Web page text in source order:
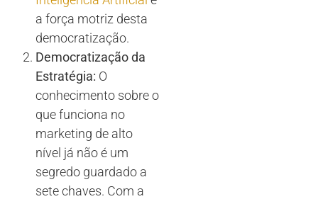
a força motriz desta
democratização.
Democratização da
Estratégia: O
conhecimento sobre o
que funciona no
marketing de alto
nível já não é um
segredo guardado a
sete chaves. Com a